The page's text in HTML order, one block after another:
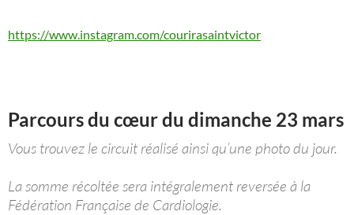
https://www.instagram.com/courirasaintvictor
Parcours du cœur du dimanche 23 mars
Vous trouvez le circuit réalisé ainsi qu’une photo du jour.
La somme récoltée sera intégralement reversée à la
Fédération Française de Cardiologie.